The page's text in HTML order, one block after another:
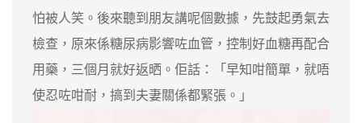
怕被人笑。後來聽到朋友講呢個數據，先鼓起勇氣去
檢查，原來係糖尿病影響咗血管，控制好血糖再配合
用藥，三個月就好返晒。佢話：「早知咁簡單，就唔
使忍咗咁耐，搞到夫妻關係都緊張。」